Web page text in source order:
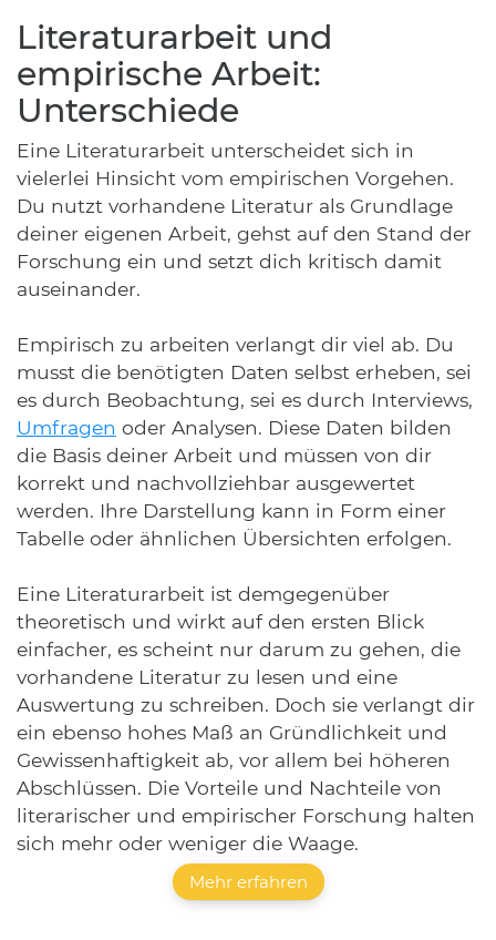
Literaturarbeit und
empirische Arbeit:
Unterschiede
Eine Literaturarbeit unterscheidet sich in
vielerlei Hinsicht vom empirischen Vorgehen.
Du nutzt vorhandene Literatur als Grundlage
deiner eigenen Arbeit, gehst auf den Stand der
Forschung ein und setzt dich kritisch damit
auseinander.
Empirisch zu arbeiten verlangt dir viel ab. Du
musst die benötigten Daten selbst erheben, sei
es durch Beobachtung, sei es durch Interviews,
Umfragen oder Analysen. Diese Daten bilden
die Basis deiner Arbeit und müssen von dir
korrekt und nachvollziehbar ausgewertet
werden. Ihre Darstellung kann in Form einer
Tabelle oder ähnlichen Übersichten erfolgen.
Eine Literaturarbeit ist demgegenüber
theoretisch und wirkt auf den ersten Blick
einfacher, es scheint nur darum zu gehen, die
vorhandene Literatur zu lesen und eine
Auswertung zu schreiben. Doch sie verlangt dir
ein ebenso hohes Maß an Gründlichkeit und
Gewissenhaftigkeit ab, vor allem bei höheren
Abschlüssen. Die Vorteile und Nachteile von
literarischer und empirischer Forschung halten
sich mehr oder weniger die Waage.
Mehr erfahren